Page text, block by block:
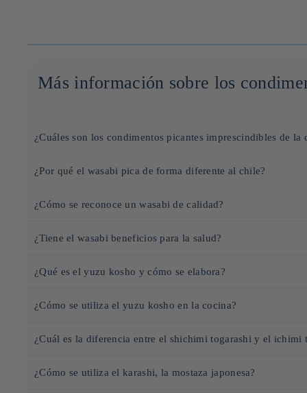
Más información sobre los
¿Cuáles son los condimentos picantes imprescindibles de la
Yuzu kosho(柚子胡椒): mezcla de chile, ralladura de yuzu y
parrilladas y el arroz.
Karashi (辛子): Una mostaza japonesa muy picante, que se
¿Por qué el wasabi pica de forma diferente al chile?
isotiocianatos, compuestos volátiles que suben rápidamente a la
¿Cómo se reconoce un wasabi de calidad?
menudo se vende en forma de
pasta
Opte por unwasabi ecológico, cultivado en agua de manantial
shichimi togarashi.
¿Tiene el wasabi beneficios para la salud?
antibacterianas
y pueden ayudar a limitar la proliferación de
Elwasabi japonéstambién es rico enantioxidantes
¿Qué es el yuzu kosho y cómo se elabora?
verde, elaborado con chiles verdes y yuzu sin madurar, que
Su elaboración se basa en una mezcla de ralladura finamente
¿Cómo se utiliza el yuzu kosho en la cocina?
a tu cocina:
Salsas y aderezos : Mézclalo con salsa de soja, mirin o vinagre
¿Cuál es la diferencia entre el shichimi togarashi y el ichimi
jengibre o consuelda. Este condimento es muy versátil y se
¿Cómo se utiliza el karashi, la mostaza japonesa?